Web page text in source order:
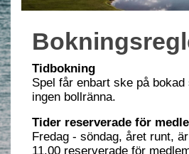
Tidbokning
Spel får enbart ske på
ingen bollränna.
Tider reserverade för
Fredag - söndag, året runt,
11.00 reserverade för